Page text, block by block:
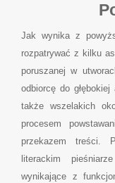
Jak wynika z
rozpatrywać z kilku
poruszanej w
odbiorcę do
także wszelakich
procesem
przekazem treści.
literackim
wynikające z